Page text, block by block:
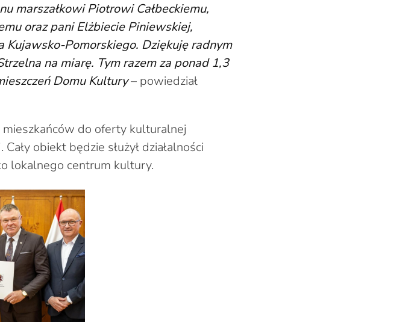
marszałkowi Piotrowi Całbeckiemu,
oraz pani Elżbiecie Piniewskiej,
Pomorskiego. Dziękuję radnym
na miarę. Tym razem za ponad 1,3
Domu Kultury– powiedział
do oferty kulturalnej
obiekt będzie służył działalności
lokalnego centrum kultury.